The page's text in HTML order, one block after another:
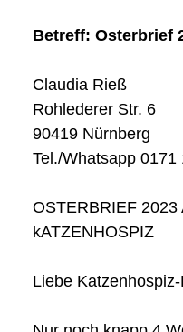
Betreff: Osterbrief
Claudia Rieß
Rohlederer Str. 6
90419 Nürnberg
Tel./Whatsapp 0171
OSTERBRIEF 2023
kATZENHOSPIZ
Liebe